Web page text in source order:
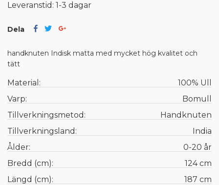
Leveranstid: 1-3 dagar
Dela
handknuten Indisk matta med mycket hög kvalitet och
tätt
Material:
100% Ull
Varp:
Bomull
Tillverkningsmetod:
Handknuten
Tillverkningsland:
India
Ålder:
0-20 år
Bredd (cm):
124 cm
Längd (cm):
187 cm